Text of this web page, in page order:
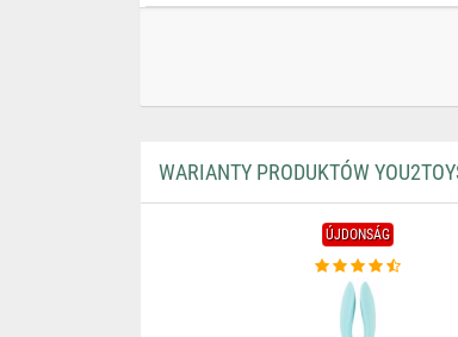
WARIANTY PRODUKTÓW
ÚJDONSÁG